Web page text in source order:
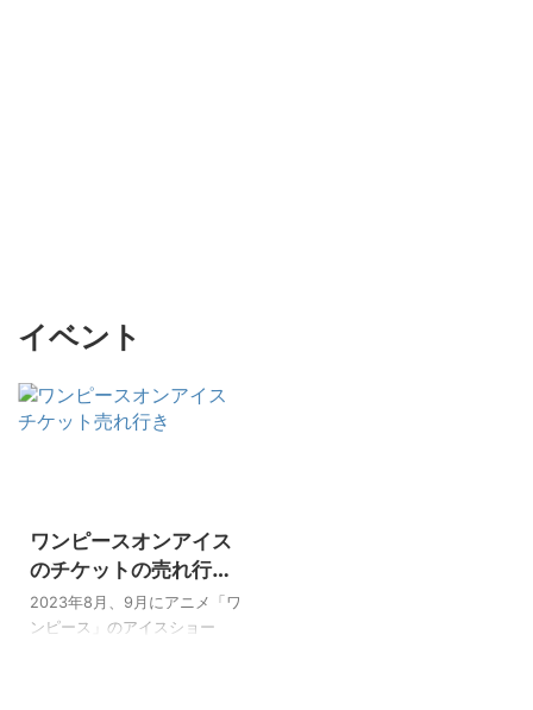
イベント
ワンピースオンアイス
のチケットの売れ行き
が悪い理由！大阪公演
はないの？
2023年8月、9月にアニメ「ワ
ンピース」のアイスショー